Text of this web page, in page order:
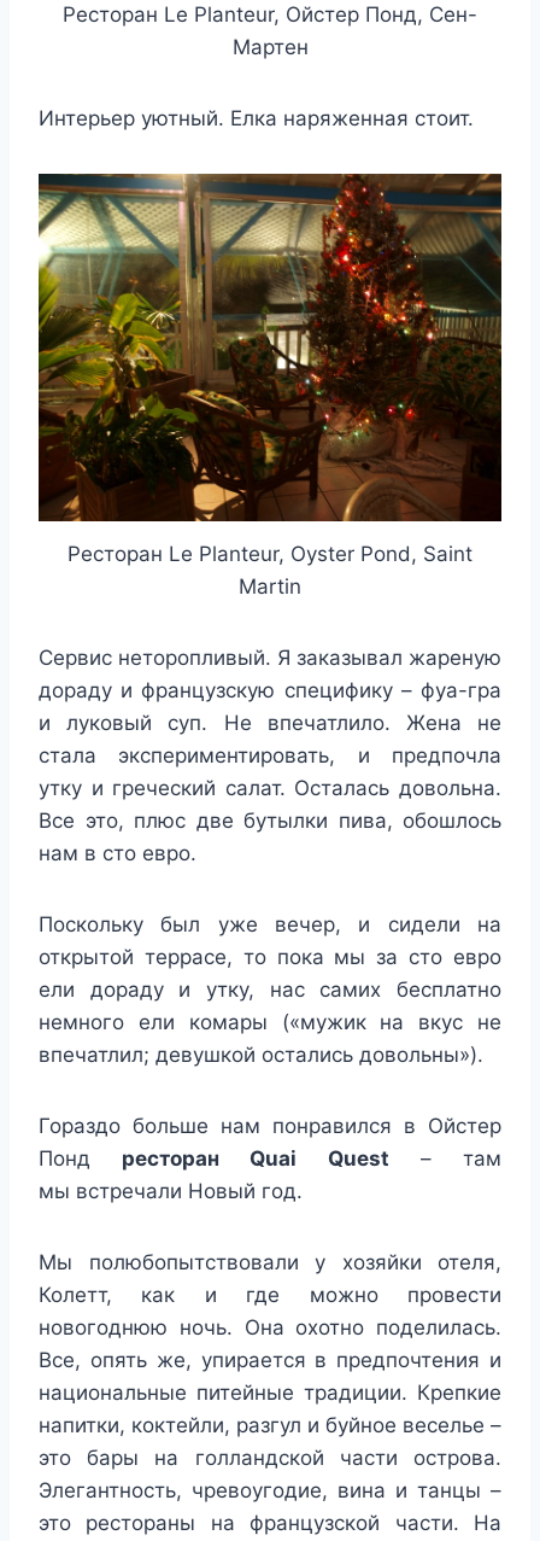
Ресторан Le Planteur, Ойстер Понд, Сен-
Мартен
Интерьер уютный. Елка наряженная стоит.
Ресторан Le Planteur, Oyster Pond, Saint
Martin
Сервис неторопливый. Я заказывал жареную
дораду и французскую специфику – фуа-гра
и луковый суп. Не впечатлило. Жена не
стала экспериментировать, и предпочла
утку и греческий салат. Осталась довольна.
Все это, плюс две бутылки пива, обошлось
нам в сто евро.
Поскольку был уже вечер, и сидели на
открытой террасе, то пока мы за сто евро
ели дораду и утку, нас самих бесплатно
немного ели комары («мужик на вкус не
впечатлил; девушкой остались довольны»).
Гораздо больше нам понравился в Ойстер
Понд ресторан Quai Quest – там
мы встречали Новый год.
Мы полюбопытствовали у хозяйки отеля,
Колетт, как и где можно провести
новогоднюю ночь. Она охотно поделилась.
Все, опять же, упирается в предпочтения и
национальные питейные традиции. Крепкие
напитки, коктейли, разгул и буйное веселье –
это бары на голландской части острова.
Элегантность, чревоугодие, вина и танцы –
это рестораны на французской части. На